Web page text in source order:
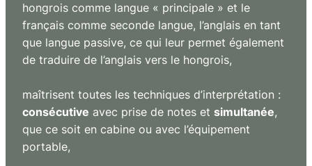
hongrois comme langue « principale » et le
français comme seconde langue, l’anglais en tant
que langue passive, ce qui leur permet également
de traduire de l’anglais vers le hongrois,
maîtrisent toutes les techniques d’interprétation :
consécutive avec prise de notes et simultanée,
que ce soit en cabine ou avec l’équipement
portable,